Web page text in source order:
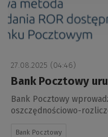
27.08.2025 (04:46)
Bank Pocztowy
Bank Pocztowy
oszczędnościowo-
Bank Pocztowy